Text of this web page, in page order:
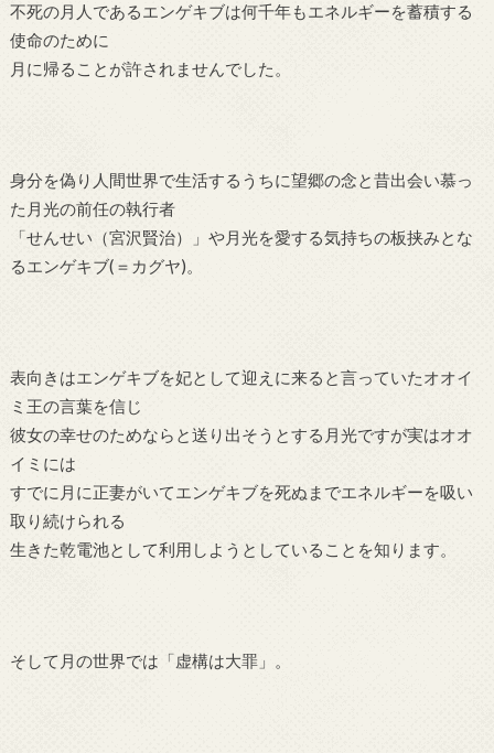
不死の月人であるエンゲキブは何千年もエネルギーを蓄積する
使命のために
月に帰ることが許されませんでした。
身分を偽り人間世界で生活するうちに望郷の念と昔出会い慕っ
た月光の前任の執行者
「せんせい（宮沢賢治）」や月光を愛する気持ちの板挟みとな
るエンゲキブ(＝カグヤ)。
表向きはエンゲキブを妃として迎えに来ると言っていたオオイ
ミ王の言葉を信じ
彼女の幸せのためならと送り出そうとする月光ですが実はオオ
イミには
すでに月に正妻がいてエンゲキブを死ぬまでエネルギーを吸い
取り続けられる
生きた乾電池として利用しようとしていることを知ります。
そして月の世界では「虚構は大罪」。